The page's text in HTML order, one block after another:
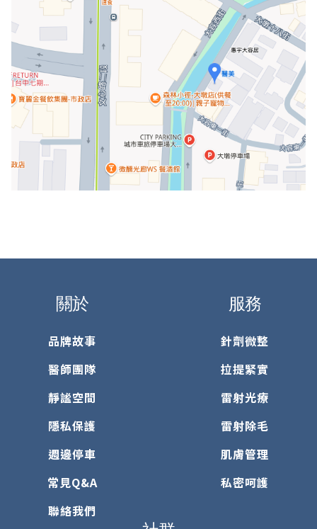
關於
品牌故事
醫師團隊
靜謐空間
隱私保護
週邊停車
常見Q&A
聯絡我們
服務
針劑微整
拉提緊實
雷射光療
雷射除毛
肌膚管理
私密呵護